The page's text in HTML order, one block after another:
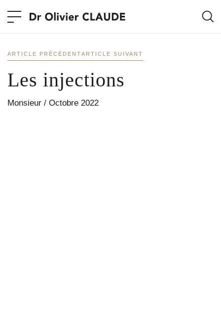
ARTICLE PRÉCÉDENTARTICLE SUIVANT
Les injections
Monsieur / Octobre 2022